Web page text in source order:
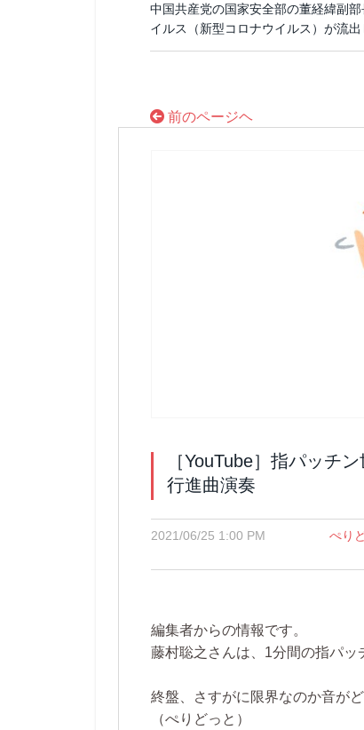
中国共産党の国家安全部の董経緯副
イルス（新型コロナウイルス）が流
前のページヘ
［YouTube］指パッチ
行進曲演奏
2021/06/25 1:00 PM ぺり
編集者からの情報です。
藤村聡之さんは、1分間の指パッ
終盤、さすがに限界なのか音が
（ぺりどっと）